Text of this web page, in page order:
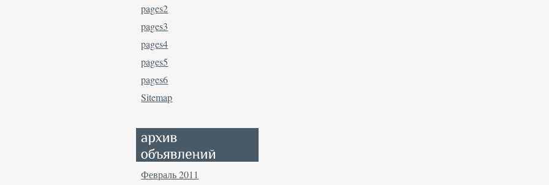
pages2
pages3
pages4
pages5
pages6
Sitemap
Февраль 2011